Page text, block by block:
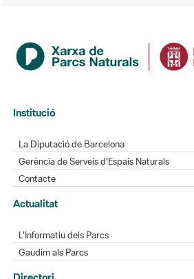
Institució
La Diputació de Barcelona
Gerència de Serveis d'Espais Naturals
Contacte
Actualitat
L'Informatiu dels Parcs
Gaudim als Parcs